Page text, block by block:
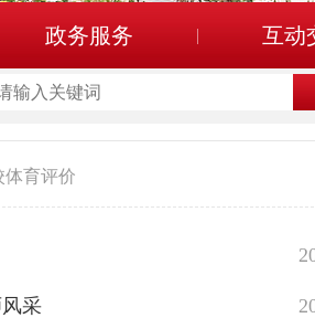
政务服务 互动
体育评价
采